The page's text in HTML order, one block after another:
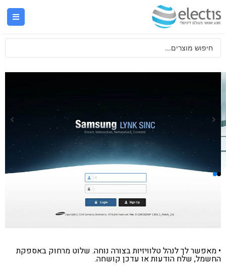
LYNK SINC
פתרון אופטימלי לניהול תוכן טלוויזיה לחוויית אורח
מוגברת על גבי תשתית מבוססת IP
• מאפשר לך לנהל טלוויזיות בצורה נוחה. שלוט מרחוק באספקת
החשמל, שלח הודעות או עדכן קושחה.